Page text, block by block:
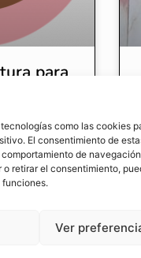
como las cookies
El consentimiento de
de
retirar el consentimiento,
Ver
para